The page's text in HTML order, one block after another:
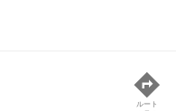
ルート